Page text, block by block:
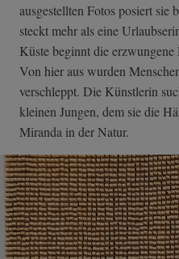
ausgestellten Fotos posiert sie
steckt mehr als eine
Küste beginnt die
Von hier aus wurden
verschleppt. Die Künstlerin
kleinen Jungen, dem sie die
Miranda in der Natur.